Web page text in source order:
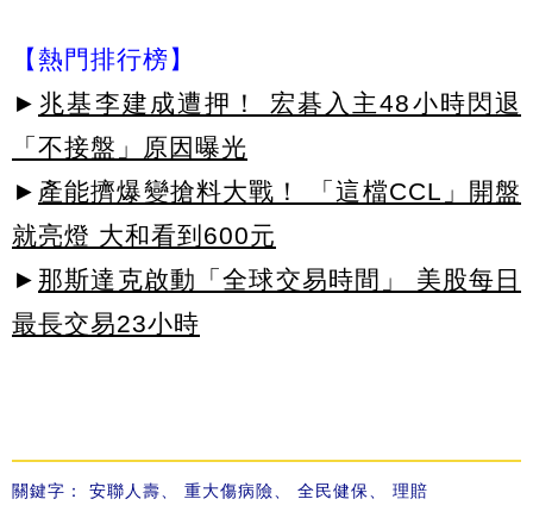
【熱門排行榜】
► 兆基李建成遭押！ 宏碁入主48小時閃退
「不接盤」原因曝光
► 產能擠爆變搶料大戰！ 「這檔CCL」開盤
就亮燈 大和看到600元
► 那斯達克啟動「全球交易時間」 美股每日
最長交易23小時
關鍵字： 安聯人壽、 重大傷病險、 全民健保、 理賠